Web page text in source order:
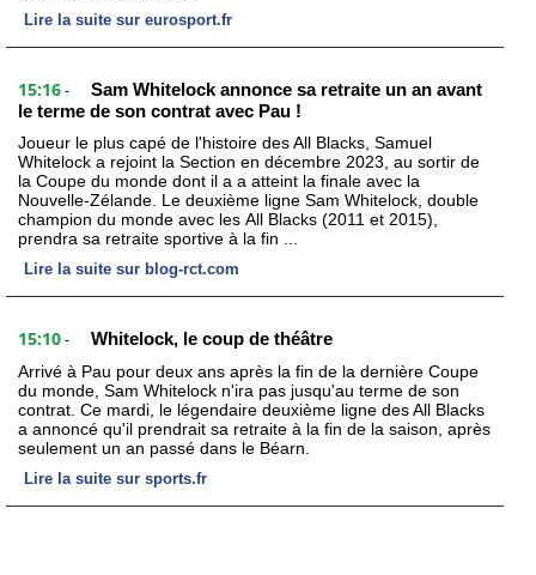
Lire la suite sur eurosport.fr
15:16 -
Sam Whitelock annonce sa retraite un an avant
le terme de son contrat avec Pau !
Joueur le plus capé de l'histoire des All Blacks, Samuel
Whitelock a rejoint la Section en décembre 2023, au sortir de
la Coupe du monde dont il a a atteint la finale avec la
Nouvelle-Zélande. Le deuxième ligne Sam Whitelock, double
champion du monde avec les All Blacks (2011 et 2015),
prendra sa retraite sportive à la fin ...
Lire la suite sur blog-rct.com
15:10 - Whitelock, le coup de théâtre
Arrivé à Pau pour deux ans après la fin de la dernière Coupe
du monde, Sam Whitelock n'ira pas jusqu'au terme de son
contrat. Ce mardi, le légendaire deuxième ligne des All Blacks
a annoncé qu'il prendrait sa retraite à la fin de la saison, après
seulement un an passé dans le Béarn.
Lire la suite sur sports.fr